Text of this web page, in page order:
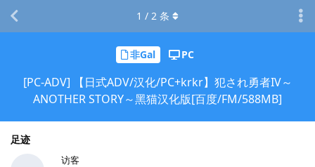
非Gal PC
[PC-ADV] 【日式ADV/汉化/PC+krkr】犯され勇者IV～
ANOTHER STORY～黑猫汉化版[百度/FM/588MB]
足迹
访客
1 / 2 条